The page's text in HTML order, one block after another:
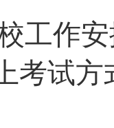
工作
考试方